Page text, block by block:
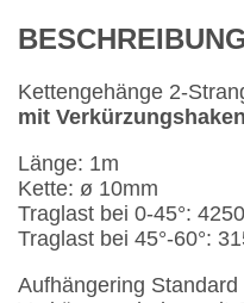
Kettengehänge 2-
mit Verkürzungshaken
Länge: 1m
Kette: ø 10mm
Traglast bei 0-45°:
Traglast bei 45°-60°:
Aufhängering Standard